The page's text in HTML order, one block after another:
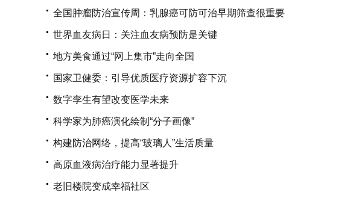
全国肿瘤防治宣传周：乳腺癌可防可治早期筛查很重要
世界血友病日：关注血友病预防是关键
地方美食通过“网上集市”走向全国
国家卫健委：引导优质医疗资源扩容下沉
数字孪生有望改变医学未来
科学家为肺癌演化绘制“分子画像”
构建防治网络，提高“玻璃人”生活质量
高原血液病治疗能力显著提升
老旧楼院变成幸福社区